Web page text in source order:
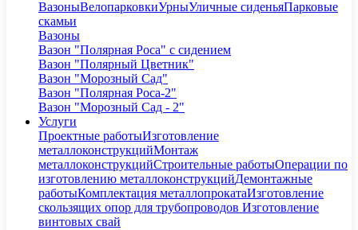
ВазоныВелопарковкиУрныУличные сиденьяПарковые
скамьи
Вазоны
Вазон "Полярная Роса" с сидением
Вазон "Полярный Цветник"
Вазон "Морозный Сад"
Вазон "Полярная Роса-2"
Вазон "Морозный Сад - 2"
Услуги
Проектные работыИзготовление
металлоконструкцийМонтаж
металлоконструкцийСтроительные работыОперации по
изготовлению металлоконструкцийДемонтажные
работыКомплектация металлопрокатаИзготовление
скользящих опор для трубопроводов Изготовление
винтовых свай